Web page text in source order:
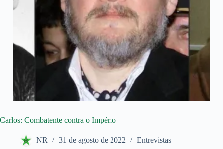
Carlos: Combatente contra o Império
NR 31 de agosto de 2022 Entrevistas